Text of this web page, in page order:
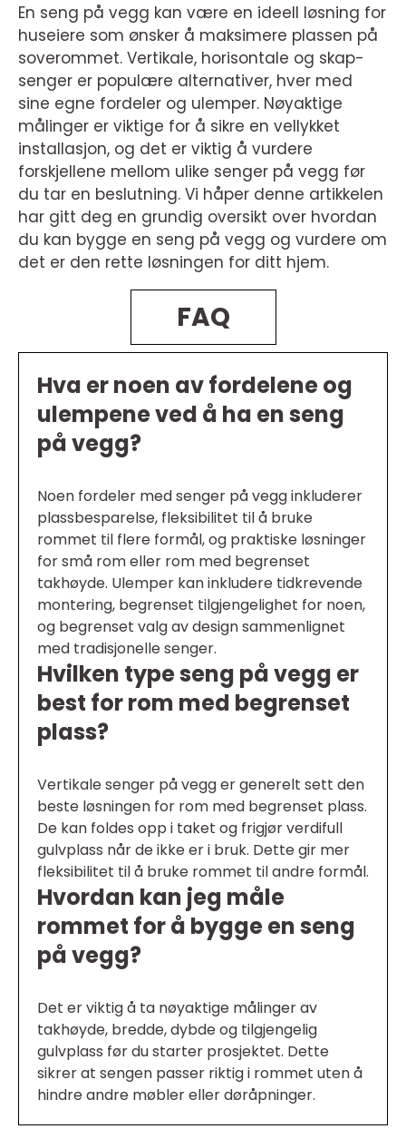
En seng på vegg kan være en ideell løsning for
huseiere som ønsker å maksimere plassen på
soverommet. Vertikale, horisontale og skap-
senger er populære alternativer, hver med
sine egne fordeler og ulemper. Nøyaktige
målinger er viktige for å sikre en vellykket
installasjon, og det er viktig å vurdere
forskjellene mellom ulike senger på vegg før
du tar en beslutning. Vi håper denne artikkelen
har gitt deg en grundig oversikt over hvordan
du kan bygge en seng på vegg og vurdere om
det er den rette løsningen for ditt hjem.
FAQ
Hva er noen av fordelene og
ulempene ved å ha en seng
på vegg?
Noen fordeler med senger på vegg inkluderer
plassbesparelse, fleksibilitet til å bruke
rommet til flere formål, og praktiske løsninger
for små rom eller rom med begrenset
takhøyde. Ulemper kan inkludere tidkrevende
montering, begrenset tilgjengelighet for noen,
og begrenset valg av design sammenlignet
med tradisjonelle senger.
Hvilken type seng på vegg er
best for rom med begrenset
plass?
Vertikale senger på vegg er generelt sett den
beste løsningen for rom med begrenset plass.
De kan foldes opp i taket og frigjør verdifull
gulvplass når de ikke er i bruk. Dette gir mer
fleksibilitet til å bruke rommet til andre formål.
Hvordan kan jeg måle
rommet for å bygge en seng
på vegg?
Det er viktig å ta nøyaktige målinger av
takhøyde, bredde, dybde og tilgjengelig
gulvplass før du starter prosjektet. Dette
sikrer at sengen passer riktig i rommet uten å
hindre andre møbler eller døråpninger.